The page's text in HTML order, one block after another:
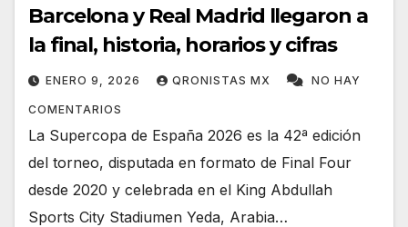
Barcelona y Real Madrid llegaron a
la final, historia, horarios y cifras
ENERO 9, 2026 QRONISTAS MX NO HAY
COMENTARIOS
La Supercopa de España 2026 es la 42ª edición
del torneo, disputada en formato de Final Four
desde 2020 y celebrada en el King Abdullah
Sports City Stadiumen Yeda, Arabia…